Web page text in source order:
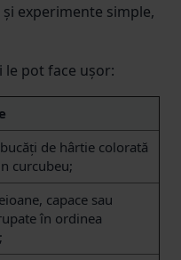
experimente simple,
le pot face ușor:
de hârtie colorată
curcubeu;
capace sau
în ordinea